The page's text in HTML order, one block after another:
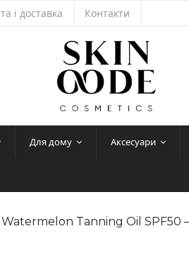
і доставка Контакти
Для дому Аксесуари
Tanning Oil SPF50